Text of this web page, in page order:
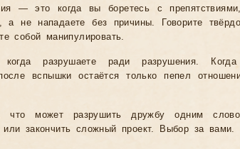
— это когда вы боретесь с
а не нападаете без причины. Говорите
собой манипулировать.
разрушаете ради разрушения. Когда
вспышки остаётся только пепел
что может разрушить дружбу одним
закончить сложный проект. Выбор за вами.